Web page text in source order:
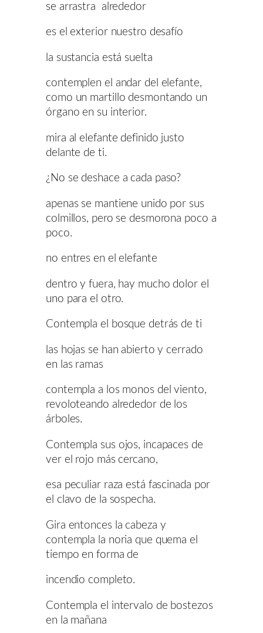
se arrastra alrededor
es el exterior nuestro desafío
la sustancia está suelta
contemplen el andar del elefante,
como un martillo desmontando un
órgano en su interior.
mira al elefante definido justo
delante de ti.
¿No se deshace a cada paso?
apenas se mantiene unido por sus
colmillos, pero se desmorona poco a
poco.
no entres en el elefante
dentro y fuera, hay mucho dolor el
uno para el otro.
Contempla el bosque detrás de ti
las hojas se han abierto y cerrado
en las ramas
contempla a los monos del viento,
revoloteando alrededor de los
árboles.
Contempla sus ojos, incapaces de
ver el rojo más cercano,
esa peculiar raza está fascinada por
el clavo de la sospecha.
Gira entonces la cabeza y
contempla la noria que quema el
tiempo en forma de
incendio completo.
Contempla el intervalo de bostezos
en la mañana